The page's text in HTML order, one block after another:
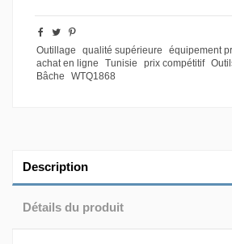
Outillage qualité supérieure
équipement
achat en ligne
Tunisie prix compétitif
Bâche
WTQ1868
Description
Détails du produit